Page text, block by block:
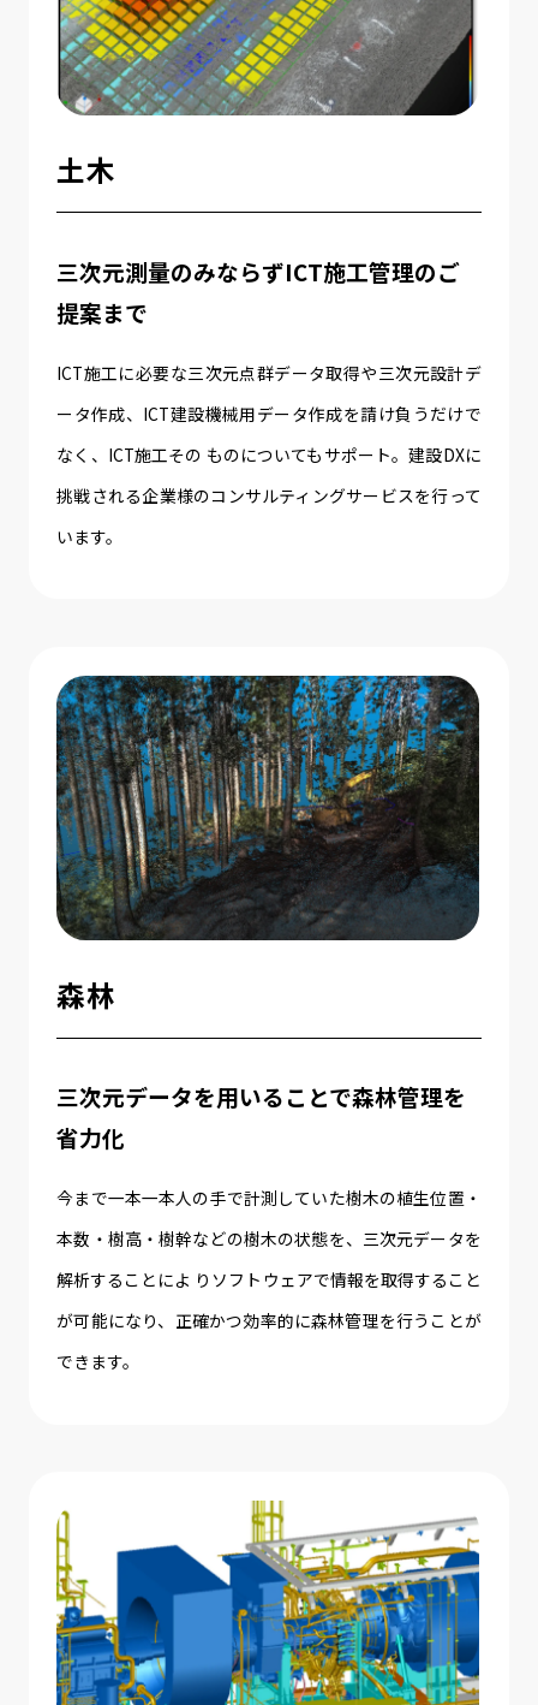
土木
三次元測量のみならずICT施工管理のご
提案まで
ICT施工に必要な三次元点群データ取得や三次元設計デ
ータ作成、ICT建設機械用データ作成を請け負うだけで
なく、ICT施工その ものについてもサポート。建設DXに
挑戦される企業様のコンサルティングサービスを行って
います。
森林
三次元データを用いることで森林管理を
省力化
今まで一本一本人の手で計測していた樹木の植生位置・
本数・樹高・樹幹などの樹木の状態を、三次元データを
解析することによ りソフトウェアで情報を取得すること
が可能になり、正確かつ効率的に森林管理を行うことが
できます。